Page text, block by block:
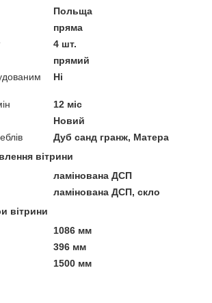
Польща
пряма
4 шт.
прямий
Ні
12 міс
Новий
Дуб санд гранж, Матера
вітрини
ламінована ДСП
ламінована ДСП, скло
вітрини
1086 мм
396 мм
1500 мм